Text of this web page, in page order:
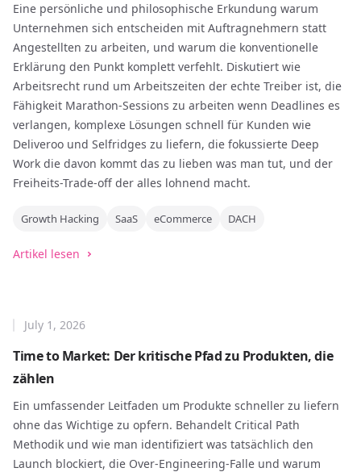
Eine persönliche und philosophische Erkundung warum
Unternehmen sich entscheiden mit Auftragnehmern statt
Angestellten zu arbeiten, und warum die konventionelle
Erklärung den Punkt komplett verfehlt. Diskutiert wie
Arbeitsrecht rund um Arbeitszeiten der echte Treiber ist, die
Fähigkeit Marathon-Sessions zu arbeiten wenn Deadlines es
verlangen, komplexe Lösungen schnell für Kunden wie
Deliveroo und Selfridges zu liefern, die fokussierte Deep
Work die davon kommt das zu lieben was man tut, und der
Freiheits-Trade-off der alles lohnend macht.
Growth Hacking SaaS eCommerce DACH
Artikel lesen
Time to Market: Der kritische Pfad zu Produkten, die
zählen
July 1, 2026
Ein umfassender Leitfaden um Produkte schneller zu liefern
ohne das Wichtige zu opfern. Behandelt Critical Path
Methodik und wie man identifiziert was tatsächlich den
Launch blockiert, die Over-Engineering-Falle und warum